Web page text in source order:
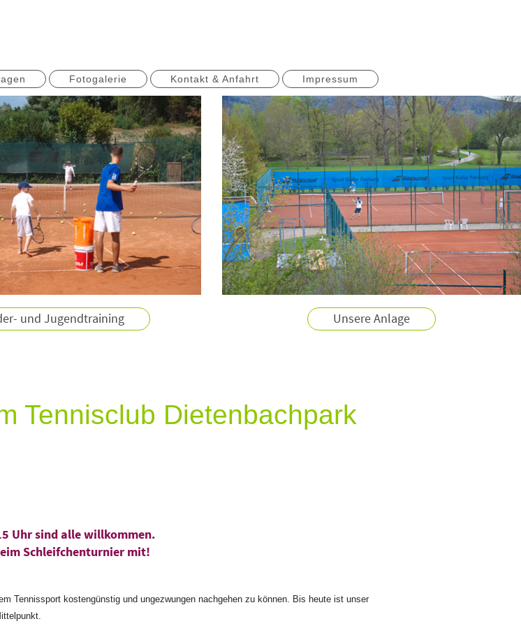
Fotogalerie Kontakt & Anfahrt Impressum
und Jugendtraining Unsere Anlage
Tennisclub Dietenbachpark
Uhr sind alle willkommen.
Schleifchenturnier mit!
Tennissport kostengünstig und ungezwungen nachgehen zu können. Bis heute ist unser